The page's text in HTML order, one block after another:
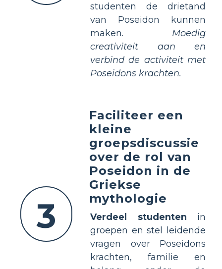
studenten de drietand
van Poseidon kunnen
maken. Moedig
creativiteit aan en
verbind de activiteit met
Poseidons krachten.
3
Faciliteer een
kleine
groepsdiscussie
over de rol van
Poseidon in de
Griekse
mythologie
Verdeel studenten in
groepen en stel leidende
vragen over Poseidons
krachten, familie en